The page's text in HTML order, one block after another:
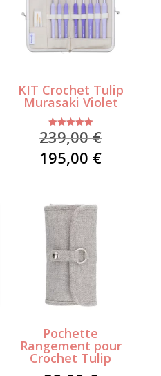
KIT Crochet Tulip
Murasaki Violet
Note
5.00
239,00€Le
prix
195,00 €Le
Pochette
Rangement pour
Crochet Tulip